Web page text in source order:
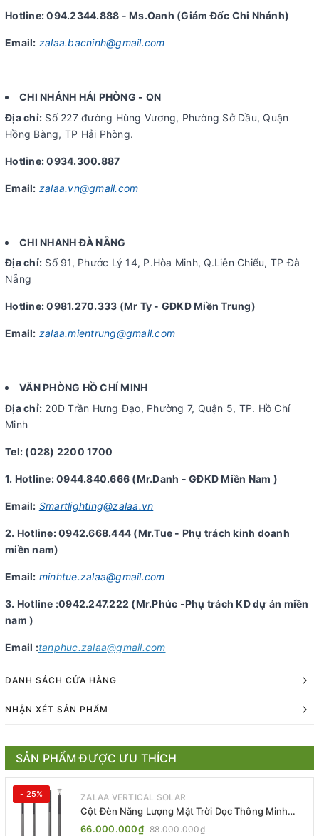
Hotline: 094.2344.888 - Ms.Oanh (Giám Đốc Chi Nhánh)
Email: zalaa.bacninh@gmail.com
CHI NHÁNH HẢI PHÒNG - QN
Địa chỉ: Số 227 đường Hùng Vương, Phường Sở Dầu, Quận
Hồng Bàng, TP Hải Phòng.
Hotline: 0934.300.887
Email: zalaa.vn@gmail.com
CHI NHANH ĐÀ NẴNG
Địa chỉ: Số 91, Phước Lý 14, P.Hòa Minh, Q.Liên Chiểu, TP Đà
Nẵng
Hotline: 0981.270.333 (Mr Ty - GĐKD Miền Trung)
Email: zalaa.mientrung@gmail.com
VĂN PHÒNG HỒ CHÍ MINH
Địa chỉ: 20D Trần Hưng Đạo, Phường 7, Quận 5, TP. Hồ Chí
Minh
Tel: (028) 2200 1700
1. Hotline: 0944.840.666 (Mr.Danh - GĐKD Miền Nam )
Email: Smartlighting@zalaa.vn
2. Hotline: 0942.668.444 (Mr.Tue - Phụ trách kinh doanh
miền nam)
Email: minhtue.zalaa@gmail.com
3. Hotline :0942.247.222 (Mr.Phúc -Phụ trách KD dự án miền
nam )
Email :tanphuc.zalaa@gmail.com
DANH SÁCH CỬA HÀNG
NHẬN XÉT SẢN PHẨM
SẢN PHẨM ĐƯỢC ƯU THÍCH
- 25% ZALAA VERTICAL SOLAR
Cột Đèn Năng Lượng Mặt Trời Dọc Thông Minh
ZSR-YYDS-360 | ZALAA Jsc
66.000.000₫ 88.000.000₫